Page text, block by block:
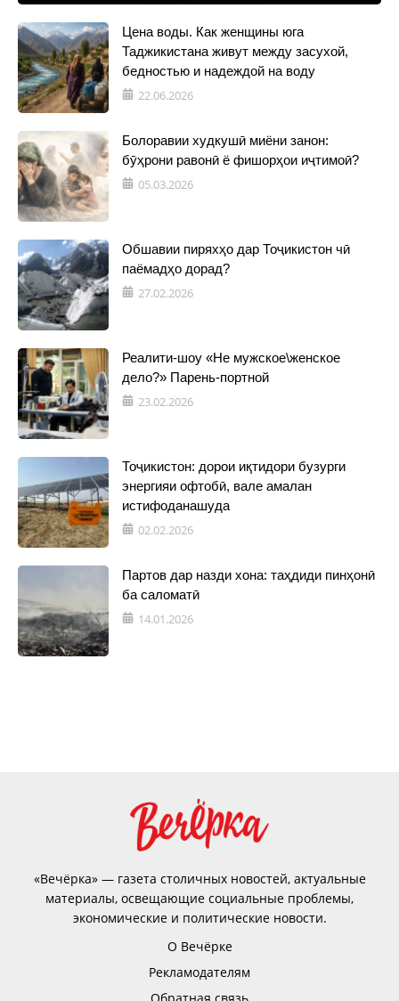
Цена воды. Как женщины юга
Таджикистана живут между засухой,
бедностью и надеждой на воду
22.06.2026
Болоравии худкушӣ миёни занон:
бӯҳрони равонӣ ё фишорҳои иҷтимоӣ?
05.03.2026
Обшавии пиряхҳо дар Тоҷикистон чӣ
паёмадҳо дорад?
27.02.2026
Реалити-шоу «Не мужское\женское
дело?» Парень-портной
23.02.2026
Тоҷикистон: дорои иқтидори бузурги
энергияи офтобӣ, вале амалан
истифоданашуда
02.02.2026
Партов дар назди хона: таҳдиди пинҳонӣ
ба саломатӣ
14.01.2026
«Вечёрка» — газета столичных новостей, актуальные
материалы, освещающие социальные проблемы,
экономические и политические новости.
О Вечёрке
Рекламодателям